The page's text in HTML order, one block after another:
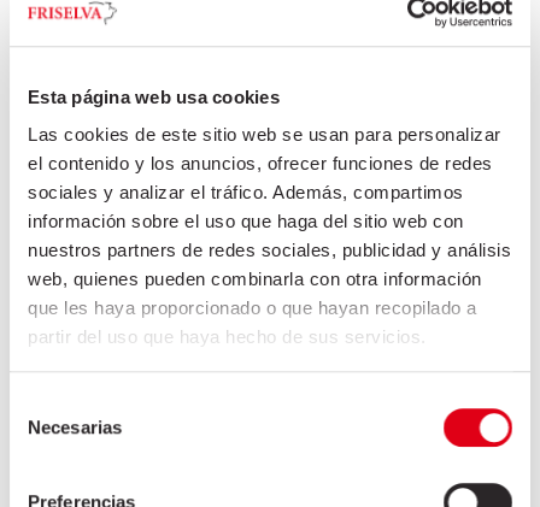
Esta página web usa cookies
Las cookies de este sitio web se usan para personalizar
el contenido y los anuncios, ofrecer funciones de redes
sociales y analizar el tráfico. Además, compartimos
información sobre el uso que haga del sitio web con
nuestros partners de redes sociales, publicidad y análisis
web, quienes pueden combinarla con otra información
que les haya proporcionado o que hayan recopilado a
partir del uso que haya hecho de sus servicios.
Necesarias
Preferencias
FRISELVA CONGRATULATES
UNI GIRONA ON ITS 10TH
ANNIVERSARY
basketball team, Friselva decided to publish its
congratulations in the Diari de Girona newspaper, in